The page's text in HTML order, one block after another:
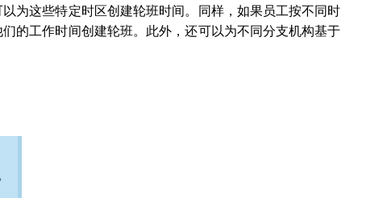
为这些特定时区创建轮班时间。同样，如果员工按不同时
的工作时间创建轮班。此外，还可以为不同分支机构基于